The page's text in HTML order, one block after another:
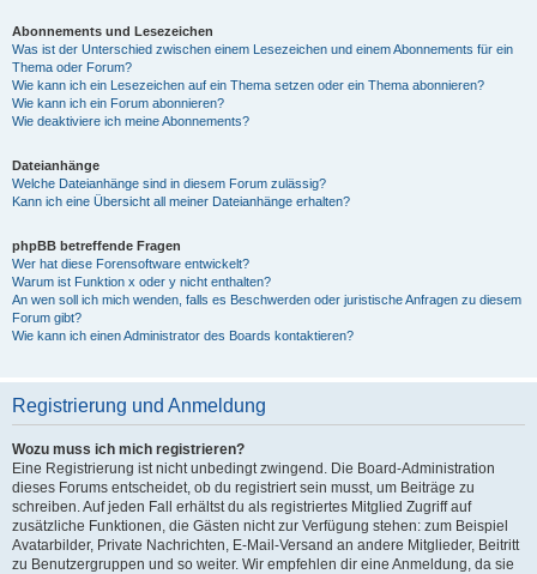
Abonnements und Lesezeichen
Was ist der Unterschied zwischen einem Lesezeichen und einem Abonnements für ein
Thema oder Forum?
Wie kann ich ein Lesezeichen auf ein Thema setzen oder ein Thema abonnieren?
Wie kann ich ein Forum abonnieren?
Wie deaktiviere ich meine Abonnements?
Dateianhänge
Welche Dateianhänge sind in diesem Forum zulässig?
Kann ich eine Übersicht all meiner Dateianhänge erhalten?
phpBB betreffende Fragen
Wer hat diese Forensoftware entwickelt?
Warum ist Funktion x oder y nicht enthalten?
An wen soll ich mich wenden, falls es Beschwerden oder juristische Anfragen zu diesem
Forum gibt?
Wie kann ich einen Administrator des Boards kontaktieren?
Registrierung und Anmeldung
Wozu muss ich mich registrieren?
Eine Registrierung ist nicht unbedingt zwingend. Die Board-Administration
dieses Forums entscheidet, ob du registriert sein musst, um Beiträge zu
schreiben. Auf jeden Fall erhältst du als registriertes Mitglied Zugriff auf
zusätzliche Funktionen, die Gästen nicht zur Verfügung stehen: zum Beispiel
Avatarbilder, Private Nachrichten, E-Mail-Versand an andere Mitglieder, Beitritt
zu Benutzergruppen und so weiter. Wir empfehlen dir eine Anmeldung, da sie